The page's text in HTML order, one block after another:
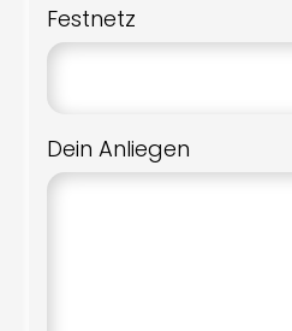
Festnetz
Dein Anliegen